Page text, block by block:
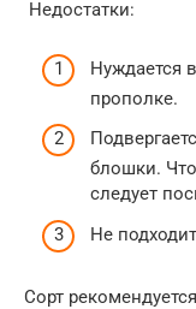
Недостатки:
Нуждается
прополке.
блошки.
следует
Не
Сорт